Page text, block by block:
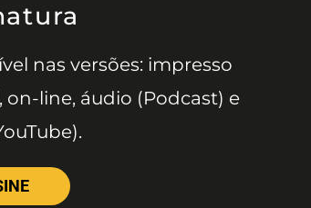
nas versões: impresso
on-line, áudio (Podcast) e